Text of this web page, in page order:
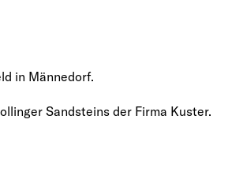
in Männedorf.
Sandsteins der Firma Kuster.